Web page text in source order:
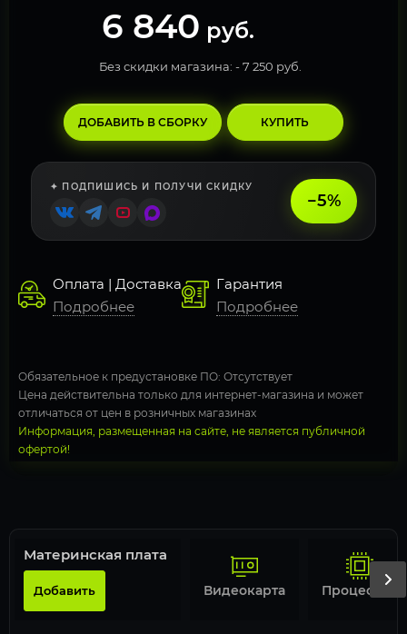
6 840 руб.
Без скидки магазина: -7 250 руб.
ДОБАВИТЬ В СБОРКУ КУПИТЬ
✦ ПОДПИШИСЬ И ПОЛУЧИ СКИДКУ
−5%
Оплата | Доставка
Подробнее
Гарантия
Подробнее
Обязательное к предустановке ПО: Отсутствует
Цена действительна только для интернет-магазина и может
отличаться от цен в розничных магазинах
Информация, размещенная на сайте, не является публичной
офертой!
Материнская плата
Добавить Видеокарта Процессор